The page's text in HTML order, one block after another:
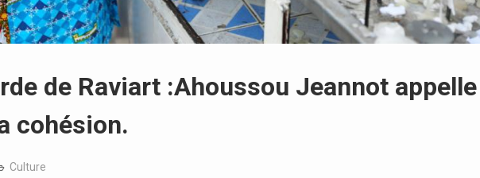
de Raviart :Ahoussou Jeannot appelle
cohésion.
Culture